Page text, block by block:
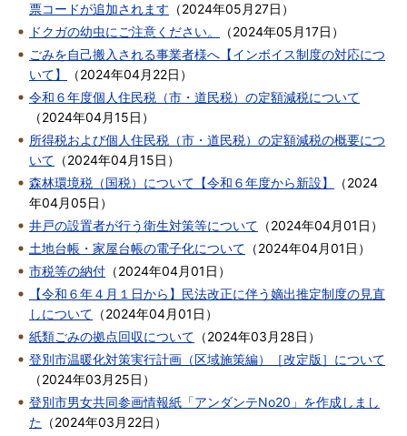
票コードが追加されます （2024年05月27日 ）
ドクガの幼虫にご注意ください。
（2024年05月17日 ）
ごみを自己搬入される事業者様へ【インボイス制度の対応につ
いて】
（2024年04月22日 ）
令和６年度個人住民税（市・道民税）の定額減税について
（2024年04月15日 ）
所得税および個人住民税（市・道民税）の定額減税の概要につ
いて （2024年04月15日 ）
森林環境税（国税）について【令和６年度から新設】
（2024
年04月05日 ）
井戸の設置者が行う衛生対策等について （2024年04月01日 ）
土地台帳・家屋台帳の電子化について （2024年04月01日 ）
市税等の納付 （2024年04月01日 ）
【令和６年４月１日から】民法改正に伴う嫡出推定制度の見直
しについて （2024年04月01日 ）
紙類ごみの拠点回収について （2024年03月28日 ）
登別市温暖化対策実行計画（区域施策編）［改定版］について
（2024年03月25日 ）
登別市男女共同参画情報紙「アンダンテNo20」を作成しまし
た （2024年03月22日 ）